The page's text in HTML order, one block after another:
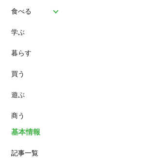
食べる
パン
スイーツ
ランチ
カフェ
学ぶ
暮らす
買う
遊ぶ
商う
基本情報
記事一覧